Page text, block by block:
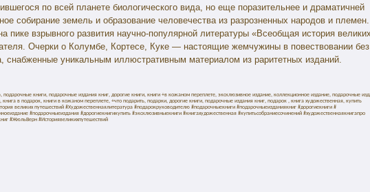
по всей планете биологического вида, но еще поразительнее и драматичней
собирание земель и образование человечества из разрозненных народов и племен.
пике взрывного развития научно-популярной литературы «Всеобщая история великих
Очерки о Колумбе, Кортесе, Куке — настоящие жемчужины в повествовании без
уникальным иллюстративным материалом из раритетных изданий.
книги, подарочные издания книг, дорогие книги, книги +в кожаном переплете, эксклюзивное издание, коллекционное издание, подарочные
в подарок, книги в кожаном переплете, +что подарить, подарки, дорогие книги, подарочные издания книг, подарок , книга художественная, купить
великих путешествий #Художественнаялитература #подарокруководителю #подарочныекниги #подарочныеизданиякниг #дорогиекниги #
#подарочныеиздания #дорогиекнигикупить #эксклюзивныекниги #книгахудожественная #купитьсобраниесочинений #художественнаякнигапро
#ЖюльВерн #Историявеликихпутешествий